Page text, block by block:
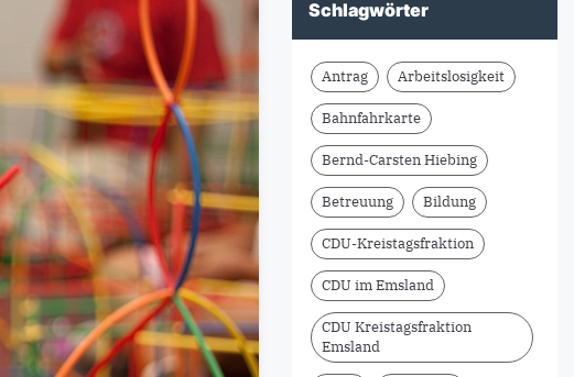
Schlagwörter
Antrag Arbeitslosigkeit
Bahnfahrkarte
Bernd-Carsten Hiebing
Betreuung Bildung
CDU-Kreistagsfraktion
CDU im Emsland
CDU Kreistagsfraktion
Emsland